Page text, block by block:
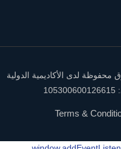
الحقوق محفوظة لدى الأكاديمية الدولية
Terms &